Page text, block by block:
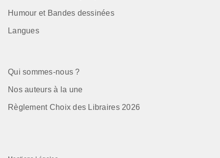
Humour et Bandes dessinées
Langues
Qui sommes-nous ?
Nos auteurs à la une
Règlement Choix des Libraires 2026